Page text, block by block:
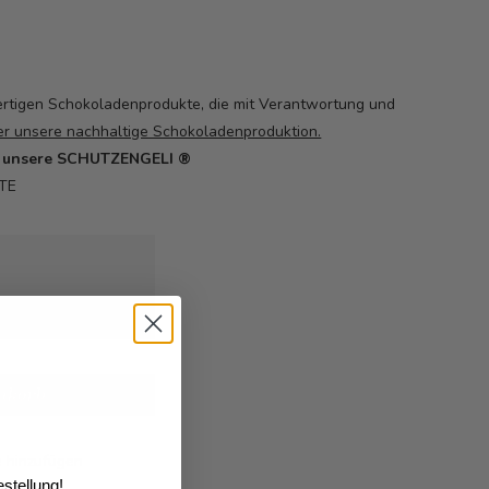
Schokoladenprodukte, die mit Verantwortung und
unsere nachhaltige Schokoladenproduktion.
SCHUTZENGELI ®